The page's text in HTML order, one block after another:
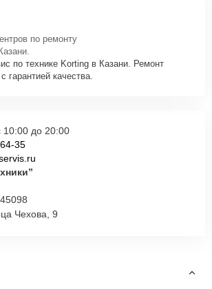
по ремонту
по технике Korting в Казани. Ремонт
гарантией качества.
Чехова, 9
10:00 до 20:00
35